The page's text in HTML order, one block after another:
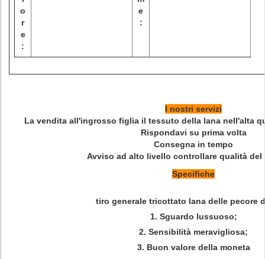
o
r
e
:
e
:
I nostri servizi
La vendita all'ingrosso figlia il tessuto della lana nell'alta
Rispondavi su prima volta
Consegna in tempo
Avviso ad alto livello controllare qualità
Specifiche
tiro generale tricottato lana delle pecore
1. Sguardo lussuoso;
2. Sensibilità meravigliosa;
3. Buon valore della moneta